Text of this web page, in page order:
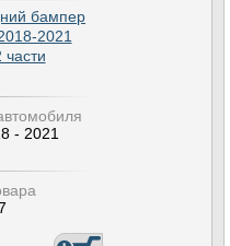
бампер
2021
- 2021